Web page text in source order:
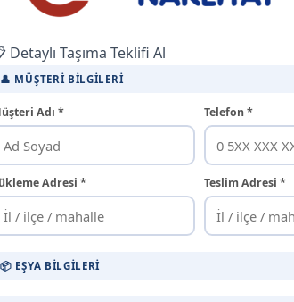
Detaylı Taşıma Teklifi Al
👤 MÜŞTERI BILGILERI
Adı * Telefon *
Adresi * Teslim Adresi *
📦 EŞYA BILGILERI